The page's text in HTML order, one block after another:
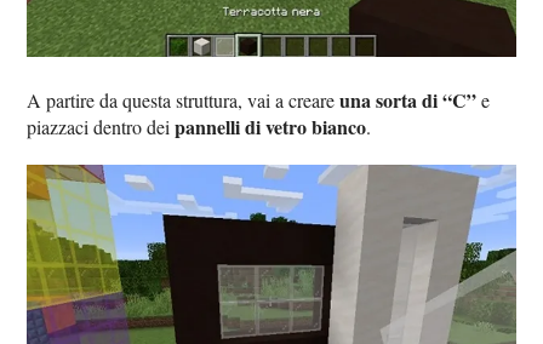
A partire da questa struttura, vai a creareuna sorta di “C”e
piazzaci dentro deipannelli di vetro bianco.